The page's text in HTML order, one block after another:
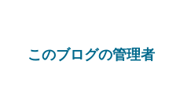
このブログの管理者